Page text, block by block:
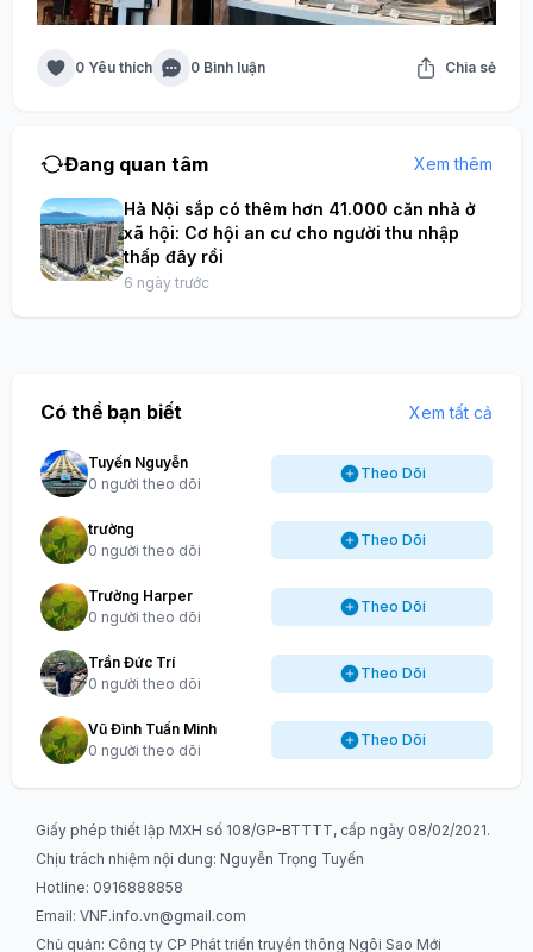
0 Yêu thích 0 Bình luận Chia sẻ
Đang quan tâm Xem thêm
Hà Nội sắp có thêm hơn 41.000 căn nhà ở
xã hội: Cơ hội an cư cho người thu nhập
thấp đây rồi
6 ngày trước
Có thể bạn biết Xem tất cả
Tuyến Nguyễn
0 người theo dõi
Theo Dõi
trường
0 người theo dõi
Theo Dõi
Trường Harper
0 người theo dõi
Theo Dõi
Trần Đức Trí
0 người theo dõi
Theo Dõi
Vũ Đình Tuấn Minh
0 người theo dõi
Theo Dõi
Giấy phép thiết lập MXH số 108/GP-BTTTT, cấp ngày 08/02/2021.
Chịu trách nhiệm nội dung: Nguyễn Trọng Tuyến
Hotline: 0916888858
Email: VNF.info.vn@gmail.com
Chủ quản: Công ty CP Phát triển truyền thông Ngôi Sao Mới